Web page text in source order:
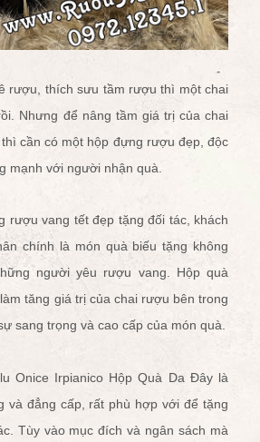
rượu, thích sưu tầm rượu thì một chai
Nhưng để nâng tầm giá trị của chai
cần có một hộp đựng rượu đẹp, độc
mạnh với người nhận quà.
rượu vang tết đẹp tặng đối tác, khách
chính là món quà biếu tặng không
người yêu rượu vang. Hộp quà
tăng giá trị của chai rượu bên trong
sang trọng và cao cấp của món quà.
Onice Irpianico Hộp Quà DaĐây là
và đẳng cấp, rất phù hợp với để tặng
Tùy vào mục đích và ngân sách mà